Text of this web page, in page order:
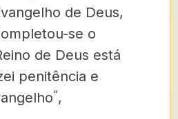
de Deus,
se o
de Deus está
penitência e
“,